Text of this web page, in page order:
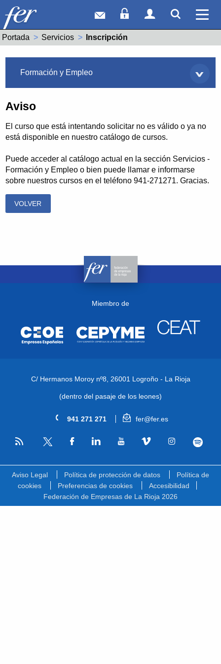
Correo webAcceso Socios
Acceso
Portada Servicios Actual:
Inscripción
Formación y Empleo
Aviso
El curso que está intentando solicitar no es válido o ya no
está disponible en nuestro catálogo de cursos.
Puede acceder al catálogo actual en la sección Servicios -
Formación y Empleo o bien puede llamar e informarse
sobre nuestros cursos en el teléfono 941-271271. Gracias.
VOLVER
Miembro de
C/ Hermanos Moroy nº8, 26001 Logroño - La Rioja
(dentro del pasaje de los leones)
941 271 271 fer@fer.es
RSS
Aviso Legal Política de protección de datos
Política de
cookies
Preferencias de cookies
Accesibilidad
Federación de Empresas de La Rioja 2026